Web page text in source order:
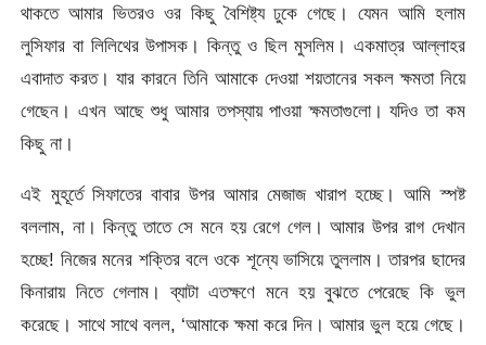
থাকতে আমার ভিতরও ওর কিছু বৈশিষ্ট্য ঢুকে গেছে। যেমন আমি হলাম
লুসিফার বা লিলিথের উপাসক। কিন্তু ও ছিল মুসলিম। একমাত্র আল্লাহর
এবাদাত করত। যার কারনে তিনি আমাকে দেওয়া শয়তানের সকল ক্ষমতা নিয়ে
গেছেন। এখন আছে শুধু আমার তপস্যায় পাওয়া ক্ষমতাগুলো। যদিও তা কম
কিছু না।
এই মুহূর্তে সিফাতের বাবার উপর আমার মেজাজ খারাপ হচ্ছে। আমি স্পষ্ট
বললাম, না। কিন্তু তাতে সে মনে হয় রেগে গেল। আমার উপর রাগ দেখান
হচ্ছে! নিজের মনের শক্তির বলে ওকে শূন্যে ভাসিয়ে তুললাম। তারপর ছাদের
কিনারায় নিতে গেলাম। ব্যাটা এতক্ষণে মনে হয় বুঝতে পেরেছে কি ভুল
করেছে। সাথে সাথে বলল, ‘আমাকে ক্ষমা করে দিন। আমার ভুল হয়ে গেছে।